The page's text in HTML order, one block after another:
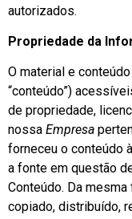
autorizados.
Propriedade da
O material e
“conteúdo”)
de propriedade,
nossa Empresa
forneceu o conteúdo
a fonte em questão
Conteúdo. Da
copiado, distribuído,